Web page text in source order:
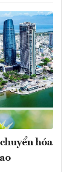
hóa